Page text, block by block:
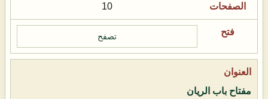
10
تصفح
مفتاح باب الريان